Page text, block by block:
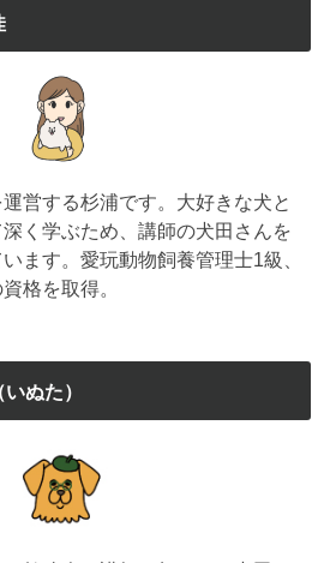
営する杉浦です。大好きな犬と
く学ぶため、講師の犬田さんを
ます。愛玩動物飼養管理士1級、
格を取得。
ぬた）